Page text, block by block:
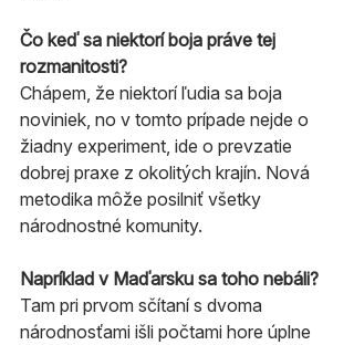
Čo keď sa niektorí boja práve tej
rozmanitosti?
Chápem, že niektorí ľudia sa boja
noviniek, no v tomto prípade nejde o
žiadny experiment, ide o prevzatie
dobrej praxe z okolitých krajín. Nová
metodika môže posilniť všetky
národnostné komunity.
Napríklad v Maďarsku sa toho nebáli?
Tam pri prvom sčítaní s dvoma
národnosťami išli počtami hore úplne